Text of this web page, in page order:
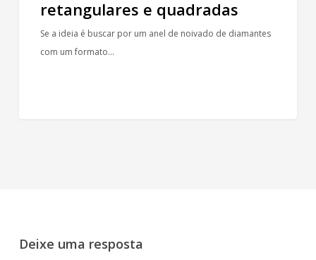
retangulares e quadradas
Se a ideia é buscar por um anel de noivado de diamantes
com um formato…
Deixe uma resposta